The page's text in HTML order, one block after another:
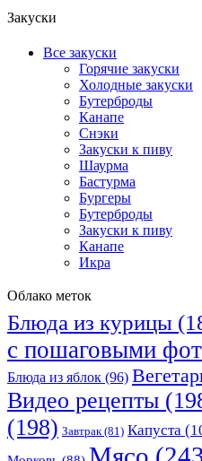
Закуски
Все закуски
Горячие закуски
Холодные закуски
Бутерброды
Канапе
Снэки
Закуски к пиву
Шаурма
Бастурма
Бургеры
Бутерброды
Закуски к пиву
Канапе
Икра
Облако меток
Блюда из курицы
с пошаговыми
Блюда из яблок (96)
Видео рецепты
(198) Завтрак(81) Капуста